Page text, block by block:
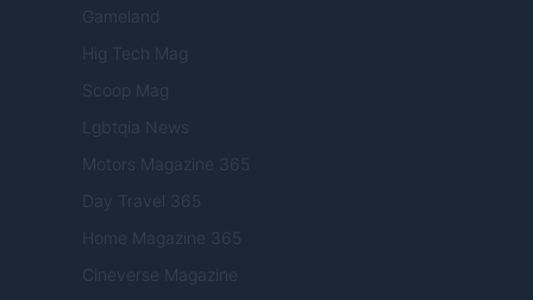
Gameland
Hig Tech Mag
Scoop Mag
Lgbtqia News
Motors Magazine 365
Day Travel 365
Home Magazine 365
Cineverse Magazine